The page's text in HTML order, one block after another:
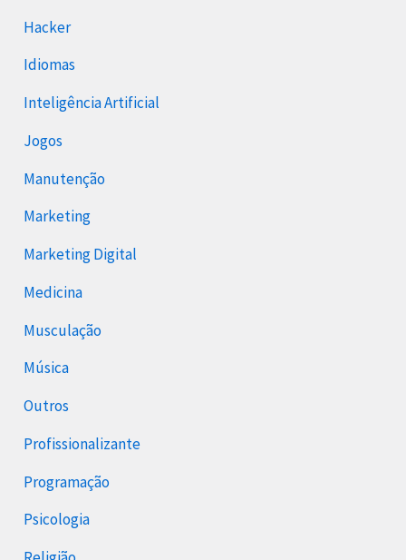
Hacker
Idiomas
Inteligência Artificial
Jogos
Manutenção
Marketing
Marketing Digital
Medicina
Musculação
Música
Outros
Profissionalizante
Programação
Psicologia